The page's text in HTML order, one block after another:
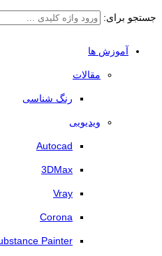
جستجو برای:
آموزش ها
مقالات
رنگ شناسی
ویدیویی
Autocad
3DMax
Vray
Corona
Painter